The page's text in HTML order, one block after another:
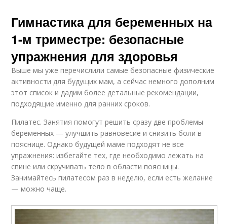
Гимнастика для беременных на
1-м триместре: безопасные
упражнения для здоровья
Выше мы уже перечислили самые безопасные физические
активности для будущих мам, а сейчас немного дополним
этот список и дадим более детальные рекомендации,
подходящие именно для ранних сроков.
Пилатес. Занятия помогут решить сразу две проблемы
беременных — улучшить равновесие и снизить боли в
пояснице. Однако будущей маме подходят не все
упражнения: избегайте тех, где необходимо лежать на
спине или скручивать тело в области поясницы.
Занимайтесь пилатесом раз в неделю, если есть желание
— можно чаще.